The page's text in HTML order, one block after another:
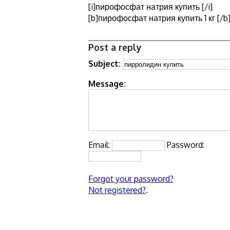
[i]пирофосфат натрия купить [/i]
[b]пирофосфат натрия купить 1 кг [/b]
Post a reply
Subject:
Message:
Email: Password:
Forgot your password?
Not registered?.